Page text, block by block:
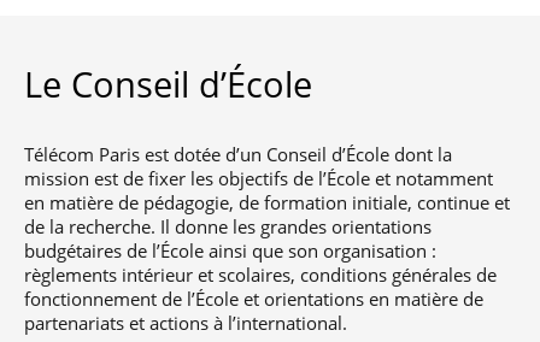
responsable : nos
élèves impliqués
Enquête 1er emploi
Expert
systèmes
d’information
Intelligence
Artificielle – Expert
Data & MLops
Intelligence
Artificielle
arrivée
Financement
Entreprises &
solutions Mastère
Spécialisé
Brochures &
• Diplômé
Le Conseil d’École
Télécom Paris est dotée d’un Conseil d’École dont la
mission est de fixer les objectifs de l’École et notamment
en matière de pédagogie, de formation initiale, continue et
de la recherche. Il donne les grandes orientations
budgétaires de l’École ainsi que son organisation :
règlements intérieur et scolaires, conditions générales de
fonctionnement de l’École et orientations en matière de
partenariats et actions à l’international.